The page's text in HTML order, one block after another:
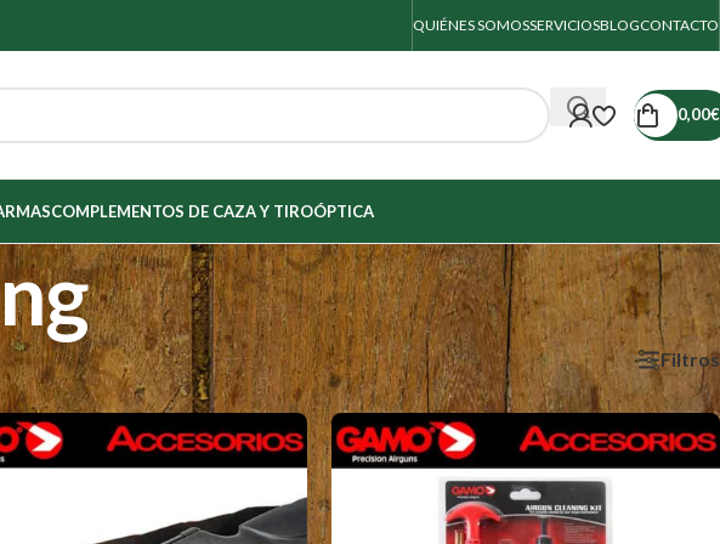
QUIÉNES SOMOSSERVICIOSBLOGCONTACTO
0,00€
COMPLEMENTOS DE CAZA Y TIROÓPTICA
Mostrar 9 12 18 24 Filtros